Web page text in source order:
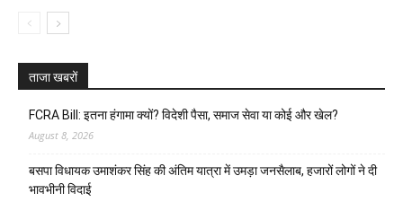
ताजा खबरों
FCRA Bill: इतना हंगामा क्यों? विदेशी पैसा, समाज सेवा या कोई और खेल?
August 8, 2026
बसपा विधायक उमाशंकर सिंह की अंतिम यात्रा में उमड़ा जनसैलाब, हजारों लोगों ने दी
भावभीनी विदाई